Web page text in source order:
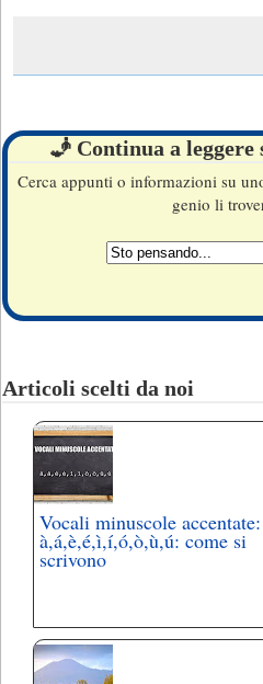
🧞 Continua a leggere
Cerca appunti o informazioni su
genio li
Articoli scelti da noi
Vocali minuscole accentate:
à,á,è,é,ì,í,ó,ò,ù,ú: come si
scrivono